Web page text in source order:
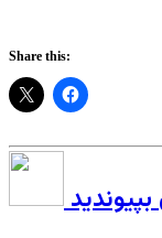
Share this: